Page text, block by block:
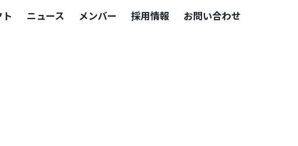
ニュース メンバー 採用情報 お問い合わせ